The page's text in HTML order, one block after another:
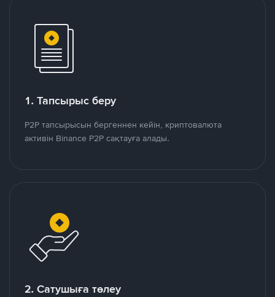
1. Тапсырыс беру
P2P тапсырысын бергеннен кейін, криптовалюта
активін Binance P2P сақтауға алады.
2. Сатушыға төлеу